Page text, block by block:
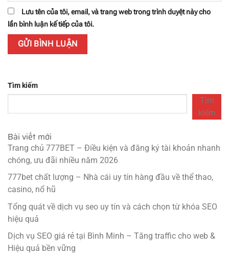
Lưu tên của tôi, email, và trang web trong trình duyệt này cho
lần bình luận kế tiếp của tôi.
Tìm kiếm
Tìm
kiếm
Bài viết mới
Trang chủ 777BET – Điều kiện và đăng ký tài khoản nhanh
chóng, ưu đãi nhiều năm 2026
777bet chất lượng – Nhà cái uy tín hàng đầu về thể thao,
casino, nổ hũ
Tổng quát về dịch vụ seo uy tín và cách chọn từ khóa SEO
hiệu quả
Dịch vụ SEO giá rẻ tại Bình Minh – Tăng traffic cho web &
Hiệu quả bền vững